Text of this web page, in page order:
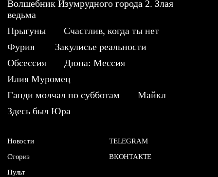
Волшебник Изумрудного города 2. Злая
ведьма
Прыгуны
Счастлив, когда ты нет
Фурия
Закулисье реальности
Обсессия
Дюна: Мессия
Илия Муромец
Ганди молчал по субботам
Майкл
Здесь был Юра
Новости
Сториз
Пульт
TELEGRAM
ВКОНТАКТЕ